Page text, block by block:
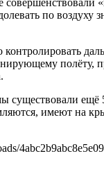
по
полёту,
имеют на